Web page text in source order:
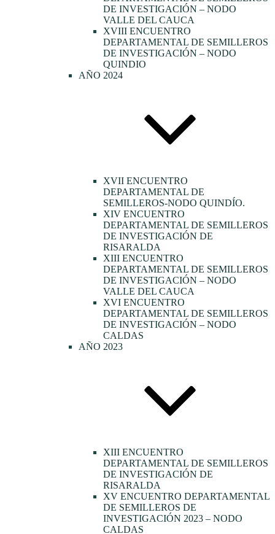
DE INVESTIGACIÓN – NODO
VALLE DEL CAUCA
XVIII ENCUENTRO
DEPARTAMENTAL DE SEMILLEROS
DE INVESTIGACIÓN – NODO
QUINDIO
AÑO 2024
XVII ENCUENTRO
DEPARTAMENTAL DE
SEMILLEROS-NODO QUINDÍO.
XIV ENCUENTRO
DEPARTAMENTAL DE SEMILLEROS
DE INVESTIGACIÓN DE
RISARALDA
XIII ENCUENTRO
DEPARTAMENTAL DE SEMILLEROS
DE INVESTIGACIÓN – NODO
VALLE DEL CAUCA
XVI ENCUENTRO
DEPARTAMENTAL DE SEMILLEROS
DE INVESTIGACIÓN – NODO
CALDAS
AÑO 2023
XIII ENCUENTRO
DEPARTAMENTAL DE SEMILLEROS
DE INVESTIGACIÓN DE
RISARALDA
XV ENCUENTRO DEPARTAMENTAL
DE SEMILLEROS DE
INVESTIGACIÓN 2023 – NODO
CALDAS